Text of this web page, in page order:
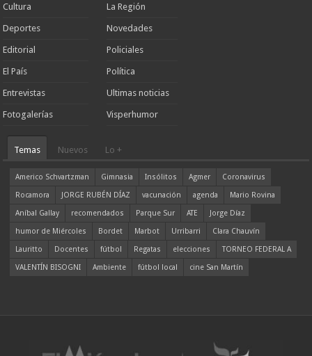
Cultura
Deportes
Editorial
El País
Entrevistas
Fotogalerías
La Región
Novedades
Policiales
Política
Ultimas noticias
Visperhumor
Temas Nuevos Lo +
Americo Schvartzman Gimnasia Insólitos Agmer
Coronavirus
Rocamora
JORGE RUBÉN DÍAZ vacunación agenda
Mario Rovina
Aníbal Gallay
recomendados Parque Sur ATE
Jorge Díaz
humor de Miércoles
Bordet Marbot Urribarri
Clara Chauvín
Lauritto
Docentes fútbol Regatas elecciones
TORNEO FEDERAL A
VALENTÍN BISOGNI
Ambiente fútbol local cine San Martín